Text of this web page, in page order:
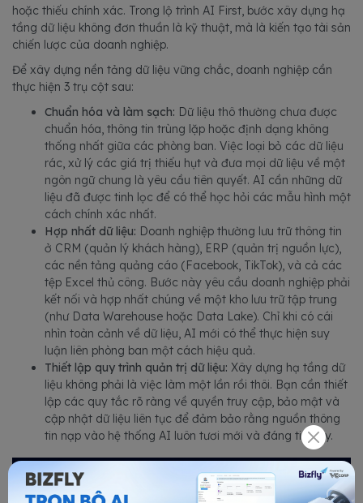
hoặc thiếu chính xác. Trong lộ trình AI First, bước xây dựng hạ
tầng dữ liệu không đơn thuần là kỹ thuật, mà là kiến tạo tài sản
chiến lược của doanh nghiệp.
Để xây dựng nền tảng dữ liệu vững chắc, doanh nghiệp cần
thực hiện 3 trụ cột sau:
Chuẩn hóa và làm sạch: Dữ liệu thô thường chưa được
chuẩn hóa, thông tin trùng lặp hoặc định dạng không
thống nhất giữa các phòng ban. Việc loại bỏ các dữ liệu
rác, xử lý các giá trị thiếu hụt và đưa mọi dữ liệu về một
ngôn ngữ chung là yêu cầu tiên quyết. AI cần những dữ
liệu đã được tinh lọc để có thể học hỏi các mẫu hình một
cách chính xác nhất.
Hợp nhất dữ liệu: Doanh nghiệp thường lưu trữ thông tin
ở CRM (quản lý khách hàng), ERP (quản trị nguồn lực),
các nền tảng quảng cáo (Facebook, TikTok), và cả các
tệp Excel thủ công. Bước này yêu cầu doanh nghiệp phải
kết nối và hợp nhất chúng về một kho lưu trữ tập trung
(như Data Warehouse hoặc Data Lake). Chỉ khi có cái
nhìn toàn cảnh về dữ liệu, AI mới có thể thực hiện suy
luận liên phòng ban một cách hiệu quả.
Thiết lập quy trình quản trị dữ liệu: Xây dựng hạ tầng dữ
liệu không phải là việc làm một lần rồi thôi. Bạn cần thiết
lập các quy tắc rõ ràng về quyền truy cập, bảo mật và
cập nhật dữ liệu liên tục để đảm bảo rằng nguồn thông
tin nạp vào hệ thống AI luôn tươi mới và đáng tin cậy.